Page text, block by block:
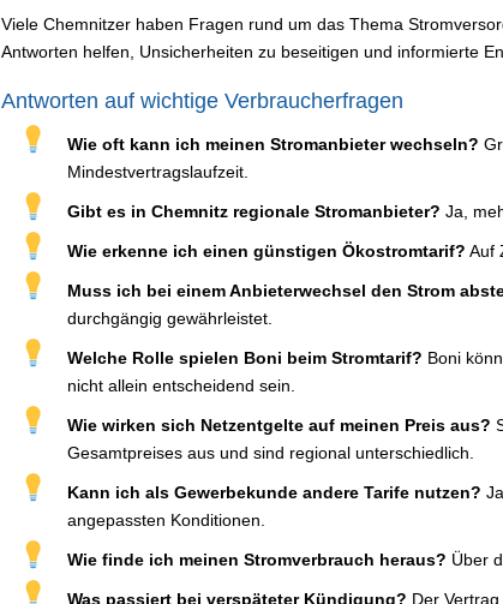
Viele Chemnitzer haben Fragen rund um das Thema
Antworten helfen, Unsicherheiten zu beseitigen und informierte
Antworten auf wichtige Verbraucherfragen
Wie oft kann ich meinen Stromanbieter wechseln?
Mindestvertragslaufzeit.
Gibt es in Chemnitz regionale Stromanbieter? Ja,
Wie erkenne ich einen günstigen Ökostromtarif? Auf
Muss ich bei einem Anbieterwechsel den Strom
durchgängig gewährleistet.
Welche Rolle spielen Boni beim Stromtarif? Boni
nicht allein entscheidend sein.
Wie wirken sich Netzentgelte auf meinen Preis aus?
Gesamtpreises aus und sind regional unterschiedlich.
Kann ich als Gewerbekunde andere Tarife nutzen?
angepassten Konditionen.
Wie finde ich meinen Stromverbrauch heraus? Über
Was passiert bei verspäteter Kündigung? Der